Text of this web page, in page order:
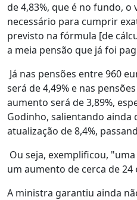
de 4,83%, que é no fundo,
necessário para cumprir
previsto na fórmula [de
a meia pensão que já foi
Já nas pensões entre 960
será de 4,49% e nas
aumento será de 3,89%,
Godinho, salientando
atualização de 8,4%,
Ou seja, exemplificou,
um aumento de cerca de 24
A ministra garantiu ainda